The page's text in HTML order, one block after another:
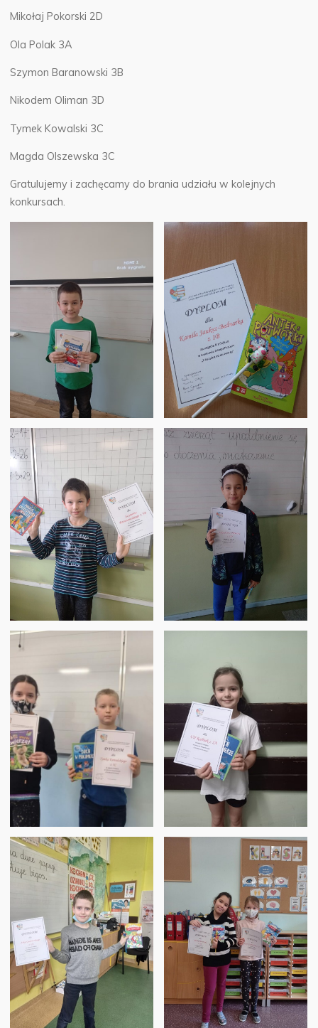
Mikołaj Pokorski 2D
Ola Polak 3A
Szymon Baranowski 3B
Nikodem Oliman 3D
Tymek Kowalski 3C
Magda Olszewska 3C
Gratulujemy i zachęcamy do brania udziału w kolejnych
konkursach.